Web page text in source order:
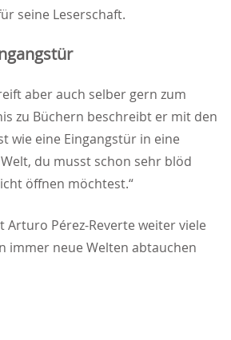
seine Leserschaft.
aber auch selber gern zum
zu Büchern beschreibt er mit den
wie eine Eingangstür in eine
du musst schon sehr blöd
öffnen möchtest.“
Pérez-Reverte weiter viele
immer neue Welten abtauchen